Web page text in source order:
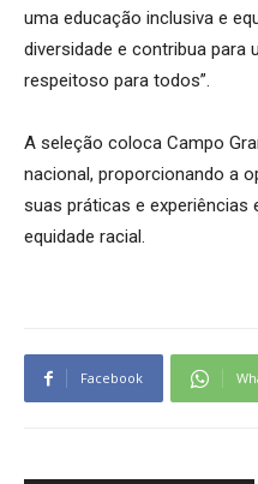
uma educação inclusiva e
diversidade e contribua para
respeitoso para todos”.
A seleção coloca Campo
nacional, proporcionando a
suas práticas e
equidade racial.
Facebook